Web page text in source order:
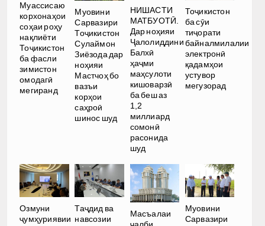
Муассисаю
корхонаҳои
соҳаи роҳу
нақлиёти
Тоҷикистон
ба фасли
зимистон
омодагӣ
мегиранд
Муовини
Сарвазири
Тоҷикистон
Сулаймон
Зиёзода дар
ноҳияи
Мастчоҳ бо
вазъи
корҳои
саҳроӣ
шинос шуд
НИШАСТИ
МАТБУОТӢ.
Дар ноҳияи
Ҷалолиддини
Балхӣ
ҳаҷми
маҳсулоти
кишоварзӣ
ба беш аз
1,2
миллиард
сомонӣ
расонида
шуд
Тоҷикистон
ба сӯи
тиҷорати
байналмилалии
электронӣ
қадамҳои
устувор
мегузорад
Озмуни
ҷумҳуриявии
Таҷдид ва
навсозии
Масъалаи
Муовини
Сарвазири